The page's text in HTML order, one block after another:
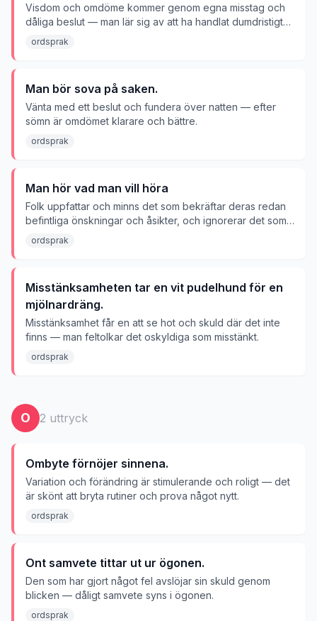
Visdom och omdöme kommer genom egna misstag och
dåliga beslut — man lär sig av att ha handlat dumdristigt
eller oförnuftigt.
ordsprak
Man bör sova på saken.
Vänta med ett beslut och fundera över natten — efter
sömn är omdömet klarare och bättre.
ordsprak
Man hör vad man vill höra
Folk uppfattar och minns det som bekräftar deras redan
befintliga önskningar och åsikter, och ignorerar det som
motsäger dem.
ordsprak
Misstänksamheten tar en vit pudelhund för en
mjölnardräng.
Misstänksamhet får en att se hot och skuld där det inte
finns — man feltolkar det oskyldiga som misstänkt.
ordsprak
O 2 uttryck
Ombyte förnöjer sinnena.
Variation och förändring är stimulerande och roligt — det
är skönt att bryta rutiner och prova något nytt.
ordsprak
Ont samvete tittar ut ur ögonen.
Den som har gjort något fel avslöjar sin skuld genom
blicken — dåligt samvete syns i ögonen.
ordsprak